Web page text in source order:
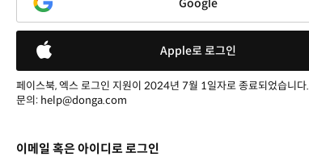
Google
Apple로 로그인
페이스북, 엑스 로그인 지원이 2024년 7월 1일자로 종료되었습니다.
문의: help@donga.com
이메일 혹은 아이디로 로그인